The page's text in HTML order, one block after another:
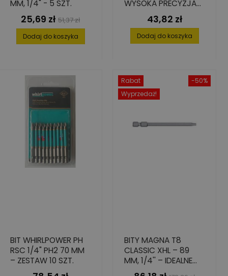
MM, 1/4" - 5 SZT.
Cena
25,69 zł Cena
podstawowa
51,37 zł
Dodaj do koszyka
WYSOKA PRECYZJA
WKRĘCANIA 10 SZT.
Cena
43,82 zł
Dodaj do koszyka
BIT WHIRLPOWER PH
RSC 1/4" PH2 70 MM
– ZESTAW 10 SZT.
-50%
Rabat
Wyprzedaż!
BITY MAGNA T8
CLASSIC XHL – 89
MM, 1/4'' – IDEALNE
DO MIĘKKICH